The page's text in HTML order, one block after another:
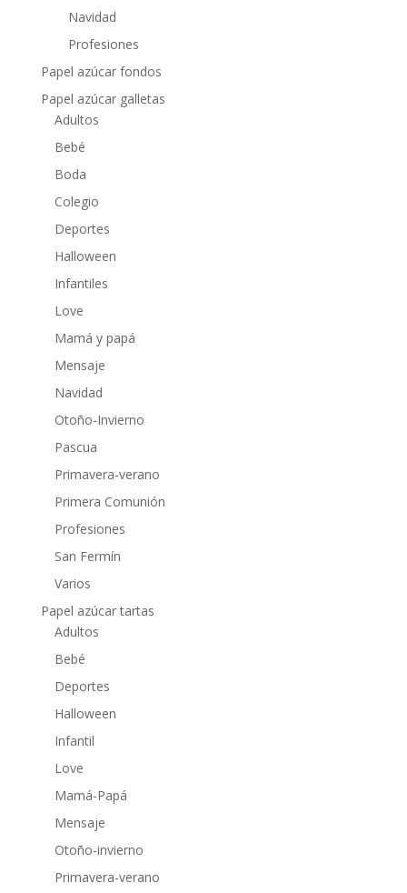
Navidad
Profesiones
Papel azúcar fondos
Papel azúcar galletas
Adultos
Bebé
Boda
Colegio
Deportes
Halloween
Infantiles
Love
Mamá y papá
Mensaje
Navidad
Otoño-Invierno
Pascua
Primavera-verano
Primera Comunión
Profesiones
San Fermín
Varios
Papel azúcar tartas
Adultos
Bebé
Deportes
Halloween
Infantil
Love
Mamá-Papá
Mensaje
Otoño-invierno
Primavera-verano